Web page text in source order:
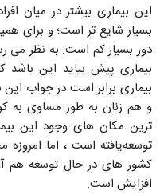
این بیماری بیشتر در میان
بسیار شایع ‌تر است؛ و برای
دور بسیار کم است. به نظر
بیماری پیش بیاید این باشد
بیماری برابر است در جواب این
و هم زنان به طور مساوی به
ترین مکان های وجود این
توسعه‌یافته است ، اما
کشور های در حال توسعه هم
افزایش است.